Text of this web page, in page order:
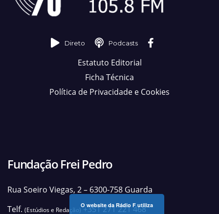
Direto Podcasts
Estatuto Editorial
Ficha Técnica
Política de Privacidade e Cookies
Fundação Frei Pedro
Rua Soeiro Viegas, 2 – 6300-758 Guarda
Telf. (Estúdios e Redação)+351 271 221 468
O website da Rádio F utiliza